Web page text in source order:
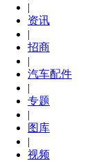
|
资讯
|
招商
|
汽车配件
|
专题
|
图库
|
视频